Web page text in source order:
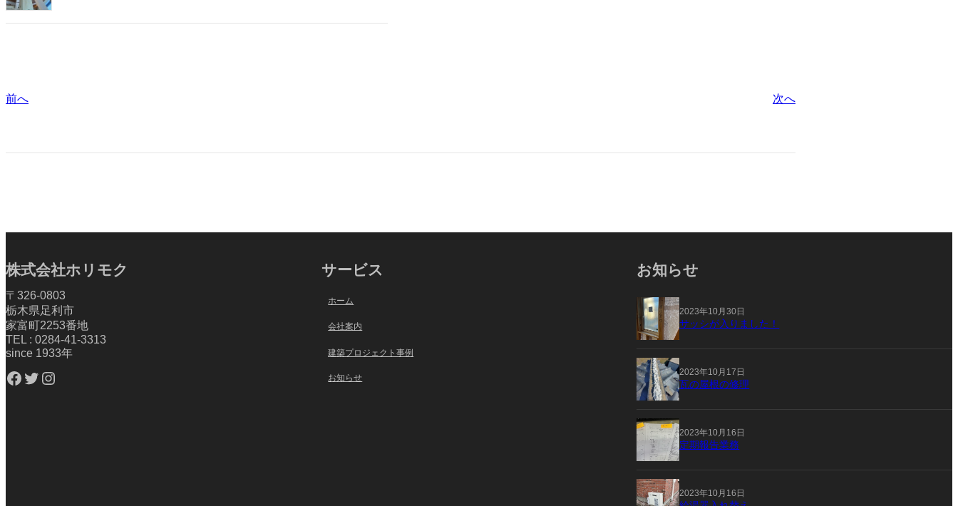
前へ 次へ
株式会社ホリモク
〒326-0803
栃木県足利市
家富町2253番地
TEL : 0284-41-3313
since 1933年
Facebook Twitter Instagram
サービス
ホーム
会社案内
建築プロジェクト事例
お知らせ
お知らせ
2023年10月30日
サッシが入りました！
2023年10月17日
瓦の屋根の修理
2023年10月16日
定期報告業務
2023年10月16日